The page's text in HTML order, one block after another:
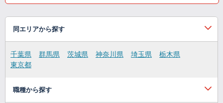
同エリアから探す
千葉県 群馬県 茨城県 神奈川県 埼玉県
栃木県
東京都
職種から探す